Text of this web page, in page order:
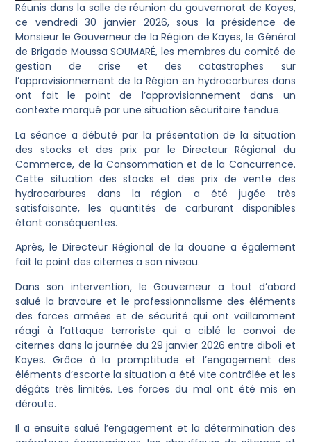
Réunis dans la salle de réunion du gouvernorat de Kayes,
ce vendredi 30 janvier 2026, sous la présidence de
Monsieur le Gouverneur de la Région de Kayes, le Général
de Brigade Moussa SOUMARÉ, les membres du comité de
gestion de crise et des catastrophes sur
l’approvisionnement de la Région en hydrocarbures dans
ont fait le point de l’approvisionnement dans un
contexte marqué par une situation sécuritaire tendue.
La séance a débuté par la présentation de la situation
des stocks et des prix par le Directeur Régional du
Commerce, de la Consommation et de la Concurrence.
Cette situation des stocks et des prix de vente des
hydrocarbures dans la région a été jugée très
satisfaisante, les quantités de carburant disponibles
étant conséquentes.
Après, le Directeur Régional de la douane a également
fait le point des citernes a son niveau.
Dans son intervention, le Gouverneur a tout d’abord
salué la bravoure et le professionnalisme des éléments
des forces armées et de sécurité qui ont vaillamment
réagi à l’attaque terroriste qui a ciblé le convoi de
citernes dans la journée du 29 janvier 2026 entre diboli et
Kayes. Grâce à la promptitude et l’engagement des
éléments d’escorte la situation a été vite contrôlée et les
dégâts très limités. Les forces du mal ont été mis en
déroute.
Il a ensuite salué l’engagement et la détermination des